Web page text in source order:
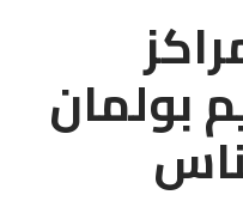
بولمان